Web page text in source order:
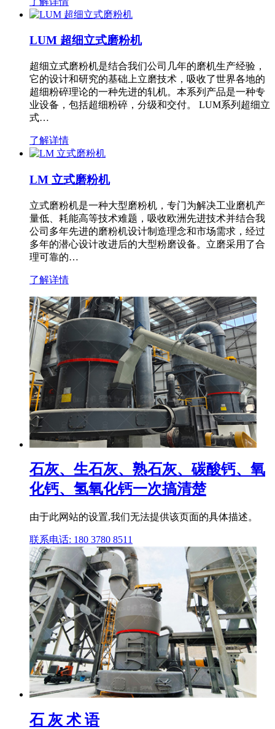
LUM 超细立式磨粉机
超细立式磨粉机是结合我们公司几年的磨机生产经验，
它的设计和研究的基础上立磨技术，吸收了世界各地的
超细粉碎理论的一种先进的轧机。本系列产品是一种专
业设备，包括超细粉碎，分级和交付。 LUM系列超细立
式…
了解详情
LM 立式磨粉机
立式磨粉机是一种大型磨粉机，专门为解决工业磨机产
量低、耗能高等技术难题，吸收欧洲先进技术并结合我
公司多年先进的磨粉机设计制造理念和市场需求，经过
多年的潜心设计改进后的大型粉磨设备。立磨采用了合
理可靠的…
了解详情
石灰、生石灰、熟石灰、碳酸钙、氧
化钙、氢氧化钙一次搞清楚
由于此网站的设置,我们无法提供该页面的具体描述。
联系电话: 180 3780 8511
石 灰 术 语